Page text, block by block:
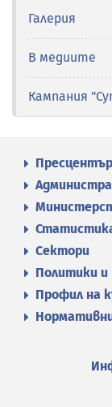
Галерия
В медиите
Кампания
Пресцентър
Сектори
Политики и
Профил на